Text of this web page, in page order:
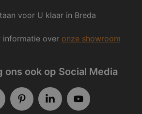
voor U klaar in Breda
informatie over onze showroom
ons ook op Social Media